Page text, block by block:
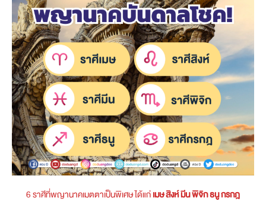
6 ราศีที่พญานาคเมตตาเป็นพิเศษ ได้แก่เมษ สิงห์ มีน พิจิก ธนู กรกฎ